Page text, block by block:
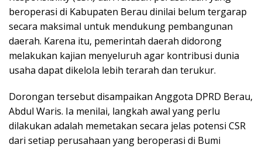
beroperasi di Kabupaten Berau dinilai belum tergarap
secara maksimal untuk mendukung pembangunan
daerah. Karena itu, pemerintah daerah didorong
melakukan kajian menyeluruh agar kontribusi dunia
usaha dapat dikelola lebih terarah dan terukur.
Dorongan tersebut disampaikan Anggota DPRD Berau,
Abdul Waris. Ia menilai, langkah awal yang perlu
dilakukan adalah memetakan secara jelas potensi CSR
dari setiap perusahaan yang beroperasi di Bumi